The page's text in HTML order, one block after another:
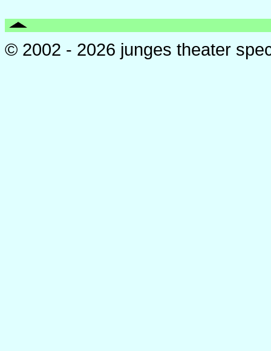
© 2002 - 2026 junges theater